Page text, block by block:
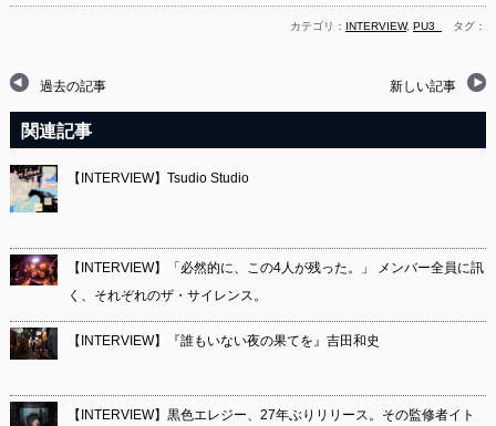
カテゴリ： INTERVIEW,PU3_ タグ：
過去の記事 新しい記事
関連記事
【INTERVIEW】Tsudio Studio
【INTERVIEW】「必然的に、この4人が残った。」 メンバー全員に訊
く、それぞれのザ・サイレンス。
【INTERVIEW】『誰もいない夜の果てを』吉田和史
【INTERVIEW】黒色エレジー、27年ぶりリリース。その監修者イト